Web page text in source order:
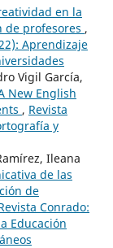
en la
de profesores ,
Aprendizaje
Vigil García,
New English
, Revista
y
Ileana
de las
de
Conrado:
Educación